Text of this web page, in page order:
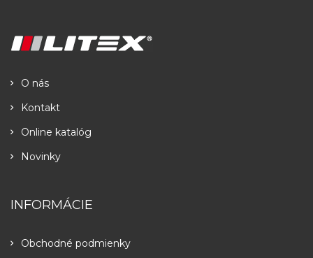
O nás
Kontakt
Online katalóg
Novinky
INFORMÁCIE
Obchodné podmienky